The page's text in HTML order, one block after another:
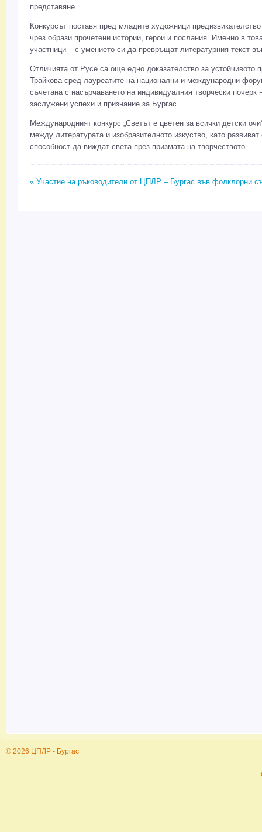
представяне.
Конкурсът поставя пред младите художници
чрез образи прочетени истории, герои и послания. Именно в
участници – с умението си да превръщат литературния текст
Отличията от Русе са още едно доказателство за устойчивото
Трайкова сред лауреатите на национални и международни
съчетана с насърчаването на индивидуалния творчески
заслужени успехи и признание за Бургас.
Международният конкурс „Светът е цветен за всички детски
между литературата и изобразителното изкуство, като
способност да виждат света през призмата на творчеството.
« Участие на ръководители от ЦПЛР – Бургас във фолклорни
© 2026 ЦПЛР - Бургас